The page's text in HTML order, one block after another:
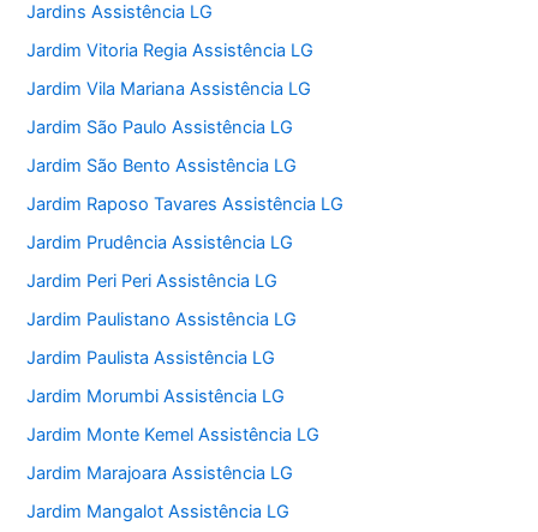
Jardins Assistência LG
Jardim Vitoria Regia Assistência LG
Jardim Vila Mariana Assistência LG
Jardim São Paulo Assistência LG
Jardim São Bento Assistência LG
Jardim Raposo Tavares Assistência LG
Jardim Prudência Assistência LG
Jardim Peri Peri Assistência LG
Jardim Paulistano Assistência LG
Jardim Paulista Assistência LG
Jardim Morumbi Assistência LG
Jardim Monte Kemel Assistência LG
Jardim Marajoara Assistência LG
Jardim Mangalot Assistência LG